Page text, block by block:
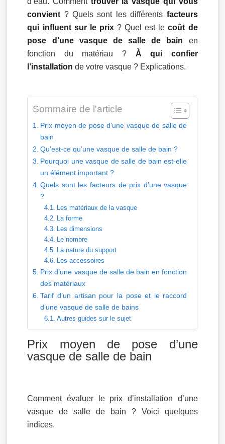
convient ? Quels sont les différents facteurs
qui influent sur le prix? Quel est lecoût de
pose d’une vasque de salle de bain en
fonction du matériau ? À qui confier
l’installation de votre vasque ? Explications.
Sommaire de l'article
Prix moyen de pose d’une vasque de salle de
bain
Qu’est-ce qu’une vasque de salle de bain ?
Pourquoi une vasque de salle de bain est-elle
un élément important ?
Quels sont les facteurs de prix d’une vasque
?
Les matériaux de la vasque
La forme
Les dimensions
Le nombre
La nature du support
Les accessoires
Prix d’une vasque de salle de bain en fonction
des matériaux
Tarif d’un artisan pour la pose et le raccord
d’une vasque de salle de bains
Autres guides sur le sujet
Prix moyen de pose d’une
vasque de salle de bain
Comment évaluer le prix d’installation d’une
vasque de salle de bain ? Voici quelques
indices.